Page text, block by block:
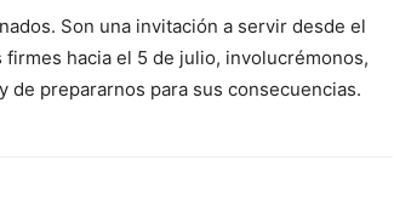
Son una invitación a servir desde el
hacia el 5 de julio, involucrémonos,
prepararnos para sus consecuencias.